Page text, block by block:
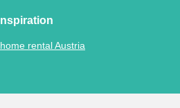
rental Austria